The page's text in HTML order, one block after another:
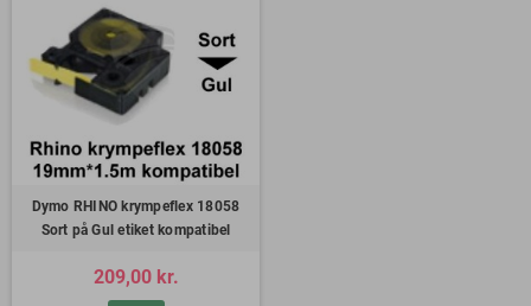
Dymo RHINO krympeflex 18058
Sort på Gul etiket kompatibel
209,00 kr.